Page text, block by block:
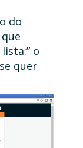
do
o
quer